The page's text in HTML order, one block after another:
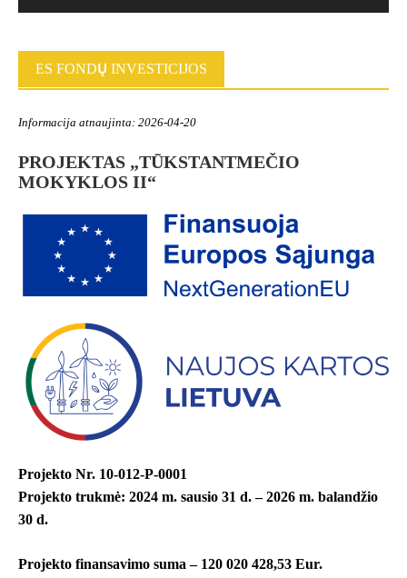
ES FONDŲ INVESTICIJOS
Informacija atnaujinta: 2026-04-20
PROJEKTAS „TŪKSTANTMEČIO
MOKYKLOS II“
Projekto Nr. 10-012-P-0001
Projekto trukmė: 2024 m. sausio 31 d. – 2026 m. balandžio
30 d.
Projekto finansavimo suma – 120 020 428,53 Eur.